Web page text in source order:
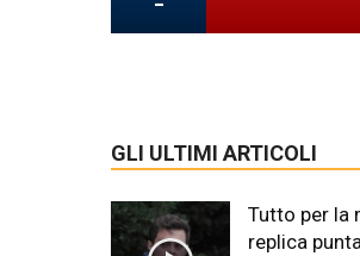
GLI ULTIMI ARTICOLI
Tutto per la
replica